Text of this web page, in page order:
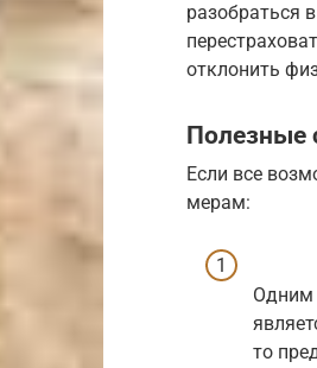
разобраться
отклонить
Полезные
Если все
мерам:
Одним
то